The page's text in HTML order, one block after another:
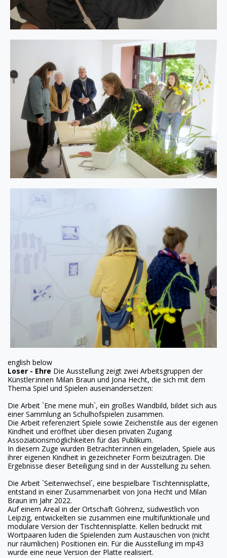
english below
Loser - Ehre Die Ausstellung zeigt zwei Arbeitsgruppen der
Künstler:innen Milan Braun und Jona Hecht, die sich mit dem
Thema Spiel und Spielen auseinandersetzen:
Die Arbeit `Ene mene muh`, ein großes Wandbild, bildet sich aus
einer Sammlung an Schulhofspielen zusammen.
Die Arbeit referenziert Spiele sowie Zeichenstile aus der eigenen
Kindheit und eröffnet über diesen privaten Zugang
Assoziationsmöglichkeiten für das Publikum.
In diesem Zuge wurden Betrachter:innen eingeladen, Spiele aus
ihrer eigenen Kindheit in gezeichneter Form beizutragen. Die
Ergebnisse dieser Beteiligung sind in der Ausstellung zu sehen.
Die Arbeit `Seitenwechsel`, eine bespielbare Tischtennisplatte,
entstand in einer Zusammenarbeit von Jona Hecht und Milan
Braun im Jahr 2022.
Auf einem Areal in der Ortschaft Göhrenz, südwestlich von
Leipzig, entwickelten sie zusammen eine multifunktionale und
modulare Version der Tischtennisplatte. Kellen bedruckt mit
Wortpaaren luden die Spielenden zum Austauschen von (nicht
nur räumlichen) Positionen ein. Für die Ausstellung im mp43
wurde eine neue Version der Platte realisiert.